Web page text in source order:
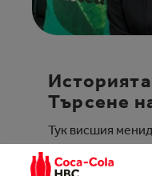
Търсене
Тук висшия
практически